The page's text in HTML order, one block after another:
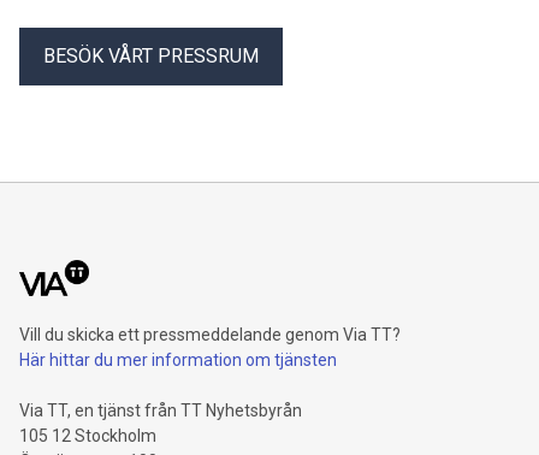
BESÖK VÅRT PRESSRUM
Vill du skicka ett pressmeddelande genom Via TT?
Här hittar du mer information om tjänsten
Via TT, en tjänst från TT Nyhetsbyrån
105 12 Stockholm